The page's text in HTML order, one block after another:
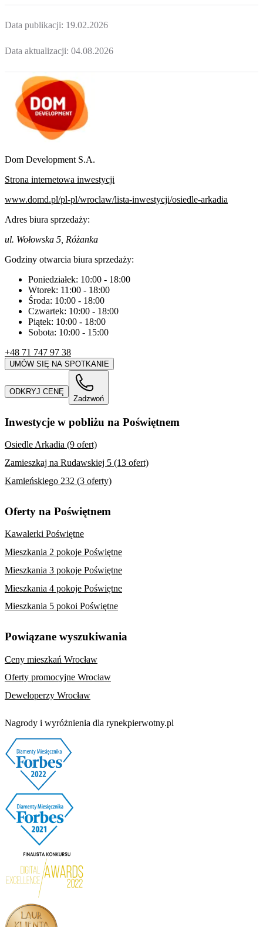
Data publikacji: 19.02.2026
Data aktualizacji: 04.08.2026
Dom Development S.A.
Strona internetowa inwestycji
www.domd.pl/pl-pl/wroclaw/lista-inwestycji/osiedle-arkadia
Adres biura sprzedaży:
ul. Wołowska 5, Różanka
Godziny otwarcia biura sprzedaży:
Poniedziałek: 10:00 - 18:00
Wtorek: 11:00 - 18:00
Środa: 10:00 - 18:00
Czwartek: 10:00 - 18:00
Piątek: 10:00 - 18:00
Sobota: 10:00 - 15:00
+48 71 747 97 38
UMÓW SIĘ NA SPOTKANIE
ODKRYJ CENĘ
Zadzwoń
Inwestycje w pobliżu na Poświętnem
Osiedle Arkadia (9 ofert)
Zamieszkaj na Rudawskiej 5 (13 ofert)
Kamieńskiego 232 (3 oferty)
Oferty na Poświętnem
Kawalerki Poświętne
Mieszkania 2 pokoje Poświętne
Mieszkania 3 pokoje Poświętne
Mieszkania 4 pokoje Poświętne
Mieszkania 5 pokoi Poświętne
Powiązane wyszukiwania
Ceny mieszkań Wrocław
Oferty promocyjne Wrocław
Deweloperzy Wrocław
Nagrody i wyróżnienia dla rynekpierwotny.pl